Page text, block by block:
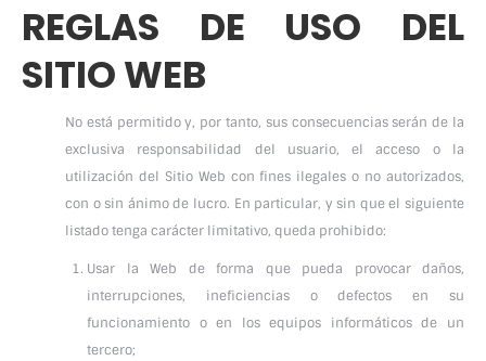
REGLAS DE USO DEL
SITIO WEB
No está permitido y, por tanto, sus consecuencias serán de la
exclusiva responsabilidad del usuario, el acceso o la
utilización del Sitio Web con fines ilegales o no autorizados,
con o sin ánimo de lucro. En particular, y sin que el siguiente
listado tenga carácter limitativo, queda prohibido:
Usar la Web de forma que pueda provocar daños,
interrupciones, ineficiencias o defectos en su
funcionamiento o en los equipos informáticos de un
tercero;